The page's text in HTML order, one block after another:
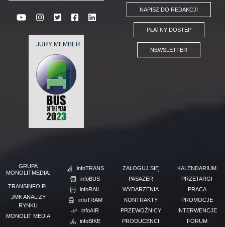
JURY MEMBER:
NAPISZ DO REDAKCJI
PŁATNY DOSTĘP
NEWSLETTER
GRUPA
MONOLITMEDIA:
TRANSINFO.PL
JMK ANALIZY
RYNKU
MONOLIT MEDIA
infoTRANS
infoBUS
infoRAIL
infoTRAM
infoAIR
infoBIKE
ZALOGUJ SIĘ
PASAŻER
WYDARZENIA
KONTRAKTY
PRZEWOŹNICY
PRODUCENCI
KALENDARIUM
PRZETARGI
PRACA
PROMOCJE
INTERWENCJE
FORUM